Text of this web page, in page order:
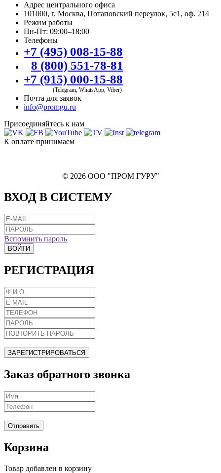
Адрес центрального офиса
101000, г. Москва, Потаповский переулок, 5с1, оф. 214
Режим работы
Пн-Пт: 09:00–18:00
Телефоны
+7 (495) 008-15-88
8 (800) 551-78-81
+7 (915) 000-15-88
(Telegram, WhatsApp, Viber)
Почта для заявок
info@promgu.ru
Присоединяйтесь к нам
К оплате принимаем
© 2026 ООО "ПРОМ ГУРУ"
ВХОД В СИСТЕМУ
Вспомнить пароль
ВОЙТИ
РЕГИСТРАЦИЯ
ЗАРЕГИСТРИРОВАТЬСЯ
Заказ обратного звонка
Отправить
Корзина
Товар добавлен в корзину